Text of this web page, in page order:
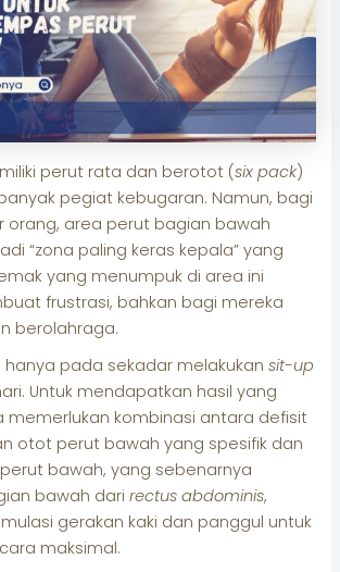
perut rata dan berotot (six pack)
pegiat kebugaran. Namun, bagi
orang, area perut bagian bawah
“zona paling keras kepala” yang
yang menumpuk di area ini
frustrasi, bahkan bagi mereka
berolahraga.
hanya pada sekadar melakukansit-up
Untuk mendapatkan hasil yang
memerlukan kombinasi antara defisit
otot perut bawah yang spesifik dan
bawah, yang sebenarnya
bawah darirectus abdominis,
gerakan kaki dan panggul untuk
maksimal.